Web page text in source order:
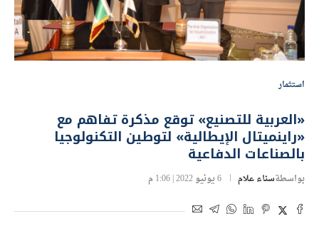
استثمار
«العربية للتصنيع» توقع مذكرة تفاهم مع
«راينميتال الإيطالية» لتوطين التكنولوجيا
بالصناعات الدفاعية
بواسطةسناء علام 6 يونيو 2022 | 1:06 م